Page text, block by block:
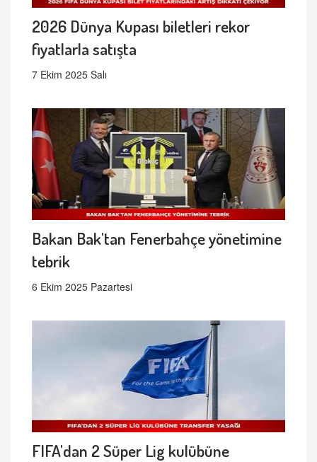
2026 Dünya Kupası biletleri rekor
fiyatlarla satışta
7 Ekim 2025 Salı
Bakan Bak'tan Fenerbahçe yönetimine
tebrik
6 Ekim 2025 Pazartesi
FIFA'dan 2 Süper Lig kulübüne